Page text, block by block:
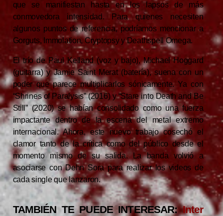
que se manifiestan hasta en los lapsos de más
conmovedora intensidad. Para quienes necesiten
algunos puntos de referencia, podríamos mencionar a
Gorguts, Immolation, Cryptopsy y Deathspell Omega.
El trío de Paul Kelland (voz y bajo), Michael Hoggard
(guitarra) y Jamie Saint Merat (batería), suena con un
poder que parece multiplicarlos sónicamente. Ya con
“Shrines of Paralysis” (2016) y “Stare into Death and Be
Still” (2020) se habían consolidado como una fuerza
impactante dentro de la escena del metal extremo
internacional. Ahora, este nuevo trabajo cosechó el
clamor tanto de la crítica como del público desde el
momento mismo de su salida. La banda volvió a
asociarse con Dehn Sora para realizar los videos de
cada single que lanzaron.
TAMBIÉN TE PUEDE INTERESAR:Inter